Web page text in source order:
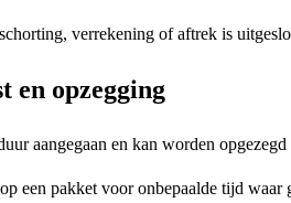
verrekening of aftrek is
en opzegging
aangegaan en kan worden
een pakket voor onbepaalde tijd